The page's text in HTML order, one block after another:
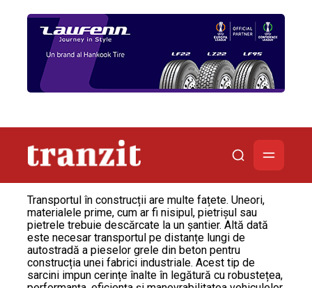
Transportul în construcții are multe fațete. Uneori,
materialele prime, cum ar fi nisipul, pietrișul sau
pietrele trebuie descărcate la un șantier. Altă dată
este necesar transportul pe distanțe lungi de
autostradă a pieselor grele din beton pentru
construcția unei fabrici industriale. Acest tip de
sarcini impun cerințe înalte în legătură cu robustețea,